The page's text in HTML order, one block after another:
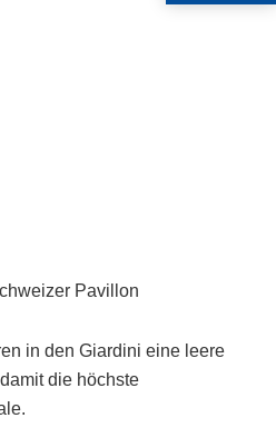
Pavillon
in den Giardini eine leere
die höchste